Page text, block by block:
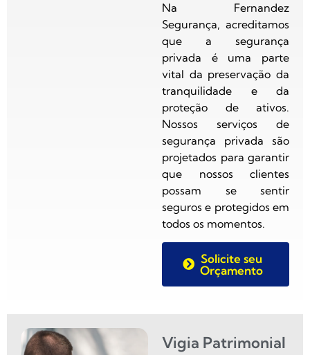
Na Fernandez
Segurança, acreditamos
que a segurança
privada é uma parte
vital da preservação da
tranquilidade e da
proteção de ativos.
Nossos serviços de
segurança privada são
projetados para garantir
que nossos clientes
possam se sentir
seguros e protegidos em
todos os momentos.
Solicite seu
Orçamento
Vigia Patrimonial